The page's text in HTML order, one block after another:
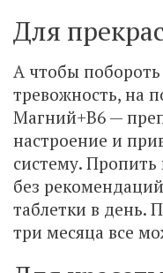
Для
А чтобы
тревожность, на
Магний+В6 —
настроение и
систему.
без
таблетки в день.
три месяца все